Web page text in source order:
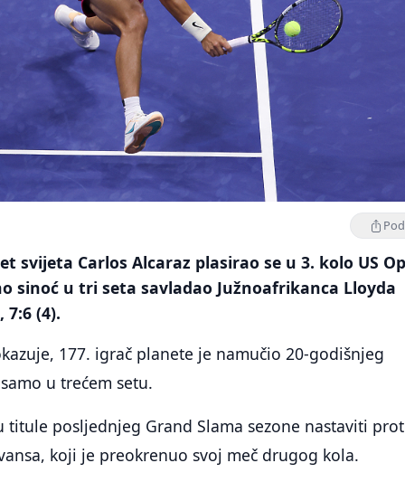
svijeta Carlos Alcaraz plasirao se u 3. kolo US
sinoć u tri seta savladao Južnoafrikanca Lloyda
7:6 (4).
177. igrač planete je namučio 20-godišnjeg
u trećem setu.
titule posljednjeg Grand Slama sezone nastaviti
koji je preokrenuo svoj meč drugog kola.